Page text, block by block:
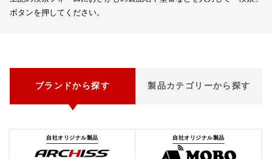
ボタンを押してください。
ブランドから探す 製品カテゴリーから探す
自社オリジナル製品 自社オリジナル製品